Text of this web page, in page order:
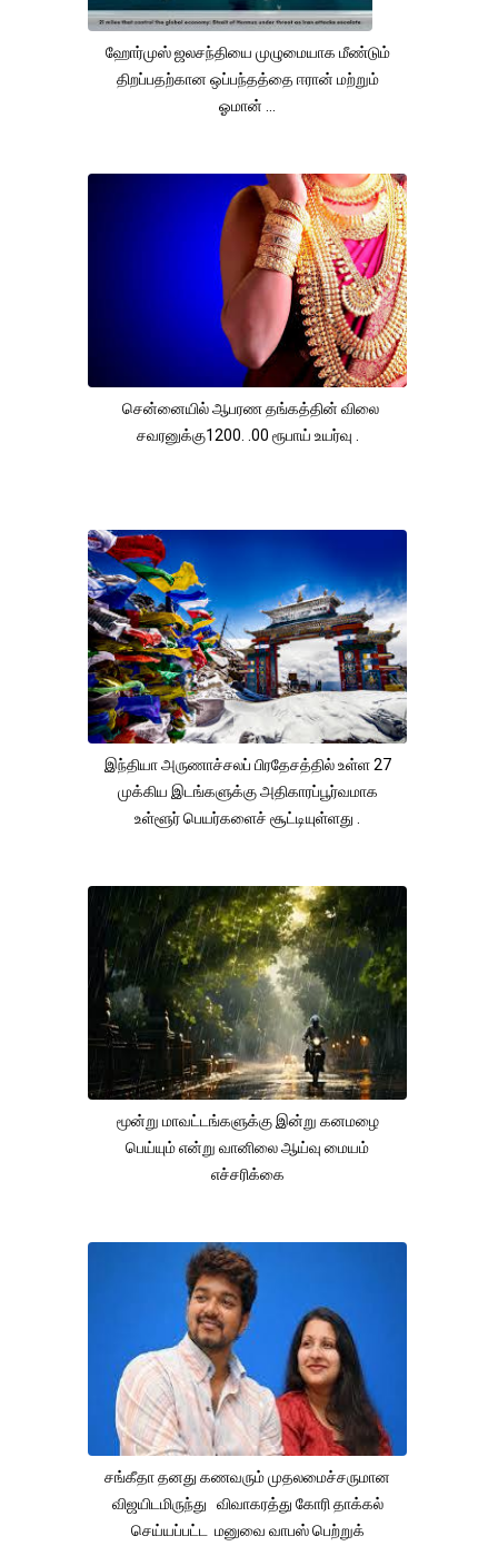
ஹோர்முஸ் ஜலசந்தியை முழுமையாக மீண்டும்
திறப்பதற்கான ஒப்பந்தத்தை ஈரான் மற்றும்
ஓமான் ...
சென்னையில் ஆபரண தங்கத்தின் விலை
சவரனுக்கு1200. .00 ரூபாய் உயர்வு .
இந்தியா அருணாச்சலப் பிரதேசத்தில் உள்ள 27
முக்கிய இடங்களுக்கு அதிகாரப்பூர்வமாக
உள்ளூர் பெயர்களைச் சூட்டியுள்ளது .
மூன்று மாவட்டங்களுக்கு இன்று கனமழை
பெய்யும் என்று வானிலை ஆய்வு மையம்
எச்சரிக்கை
சங்கீதா தனது கணவரும் முதலமைச்சருமான
விஜயிடமிருந்து விவாகரத்து கோரி தாக்கல்
செய்யப்பட்ட மனுவை வாபஸ் பெற்றுக்